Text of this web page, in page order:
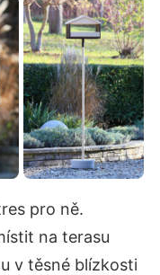
pro ně.
na terasu
v těsné blízkosti